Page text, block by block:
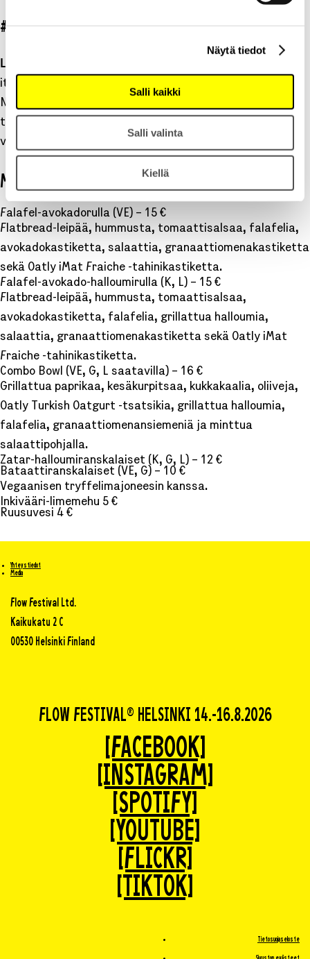
Näytä tiedot
Salli kaikki
Salli valinta
Kiellä
#VEGAN#VEGETARIAN#GLUTEENITON#LAKTOOSITON
Levantin
itäisen Välimeren ja Lähi-idän raikkaat ja syvät maut.
Nämä syyrialaisen ja libanonilaisen keittiön aarteet
tehdään laadukkaista raaka-aineista alusta asti itse
valmistaen ja yrttejä säästelemättä!
MENU
Falafel-avokadorulla (VE) – 15 €
Flatbread-leipää, hummusta, tomaattisalsaa, falafelia,
avokadokastiketta, salaattia, granaattiomenakastiketta
sekä Oatly iMat Fraiche -tahinikastiketta.
Falafel-avokado-halloumirulla (K, L) – 15 €
Flatbread-leipää, hummusta, tomaattisalsaa,
avokadokastiketta, falafelia, grillattua halloumia,
salaattia, granaattiomenakastiketta sekä Oatly iMat
Fraiche -tahinikastiketta.
Combo Bowl (VE, G, L saatavilla) – 16 €
Grillattua paprikaa, kesäkurpitsaa, kukkakaalia, oliiveja,
Oatly Turkish Oatgurt -tsatsikia, grillattua halloumia,
falafelia, granaattiomenansiemeniä ja minttua
salaattipohjalla.
Zatar-halloumiranskalaiset (K, G, L) – 12 €
Bataattiranskalaiset (VE, G) – 10 €
Vegaanisen tryffelimajoneesin kanssa.
Inkivääri-limemehu 5 €
Ruusuvesi 4 €
Yhteystiedot
Media
Flow Festival Ltd.
Kaikukatu 2 C
00530 Helsinki Finland
FLOW FESTIVAL® HELSINKI 14.-16.8.2026
[FACEBOOK]
[INSTAGRAM]
[SPOTIFY]
[YOUTUBE]
[FLICKR]
[TIKTOK]
Tietosuojaseloste